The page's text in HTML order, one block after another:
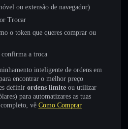
ou extensão de navegador)
Trocar
o token que queres comprar ou
a troca
inteligente de ordens em
encontrar o melhor preço
definir ordens limite ou utilizar
para automatizares as tuas
vê Como Comprar